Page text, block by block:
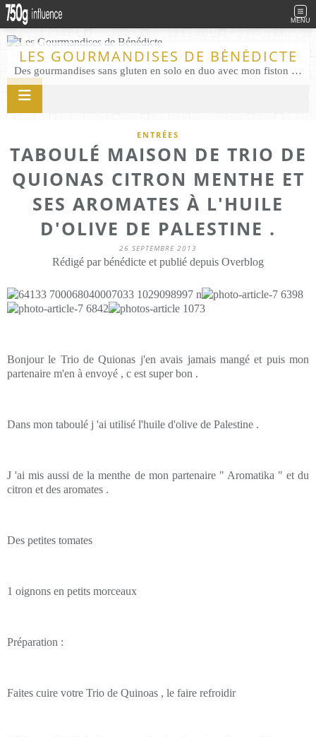
MENU
LES GOURMANDISES DE BÉNÉDICTE
Des gourmandises sans gluten en solo en duo avec mon fiston . Salé comme Sucré sans gluten éco responsable Les Gourmandises de Bénédicte gâteau produits locaux
ENTRÉES
TABOULÉ MAISON DE TRIO DE
QUIONAS CITRON MENTHE ET
SES AROMATES À L'HUILE
D'OLIVE DE PALESTINE .
26 SEPTEMBRE 2013
Rédigé par bénédicte et publié depuis Overblog
Bonjour le Trio de Quionas j'en avais jamais mangé et puis mon
partenaire m'en à envoyé , c est super bon .
Dans mon taboulé j 'ai utilisé l'huile d'olive de Palestine .
J 'ai mis aussi de la menthe de mon partenaire " Aromatika " et du
citron et des aromates .
Des petites tomates
1 oignons en petits morceaux
Préparation :
Faites cuire votre Trio de Quinoas , le faire refroidir